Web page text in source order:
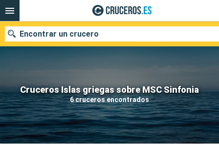
Cruceros Islas griegas sobre MSC Sinfonia
6 cruceros encontrados
Encontrar un crucero
Nuestros destinos
Fecha de salida
Puertos Compañías